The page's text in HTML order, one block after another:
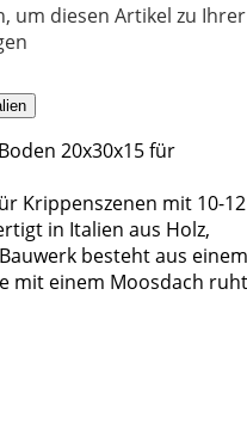
um diesen Artikel zu Ihrer
20x30x15 für
Krippenszenen mit 10-12
in Italien aus Holz,
besteht aus einem
mit einem Moosdach